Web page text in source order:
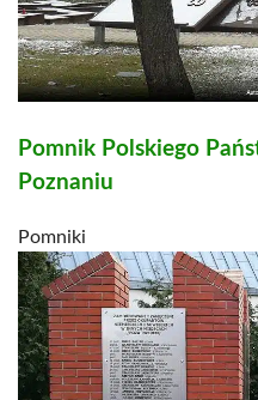
Pomnik Polskiego
Poznaniu
Pomniki